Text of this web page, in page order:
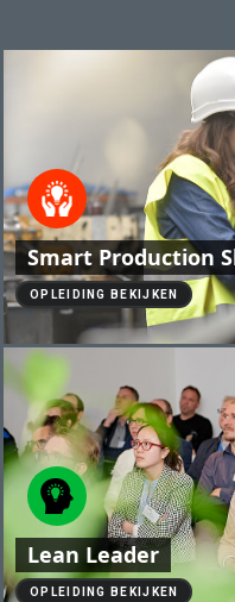
Smart Production
OPLEIDING BEKIJKEN
Lean Leader
OPLEIDING BEKIJKEN